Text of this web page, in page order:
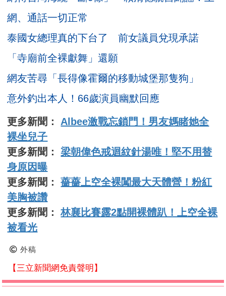
網、通話一切正常
泰國女總理真的下台了 前女議員兌現承諾
「寺廟前全裸獻舞」還願
網友苦尋「長得像霍爾的移動城堡那隻狗」
意外釣出本人！66歲演員幽默回應
更多新聞： Albee激戰忘鎖門！男友媽睹她全
裸坐兒子
更多新聞：梁朝偉色戒迴紋針湯唯！堅不用替
身原因曝
更多新聞：薔薔上空全裸闖最大天體營！粉紅
美胸被讚
更多新聞：林襄比賽露2點開裸體趴！上空全裸
被看光
外稿
【三立新聞網免責聲明】